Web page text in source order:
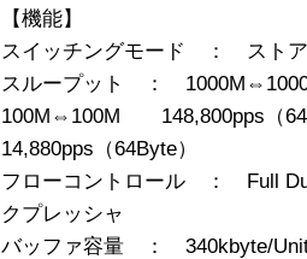
【機能】
スイッチングモード ： ストア
スループット ：
100M⇔100M 148,800pps（
14,880pps（64Byte）
フローコントロール ： Full
クプレッシャ
バッファ容量 ： 340kbyte/